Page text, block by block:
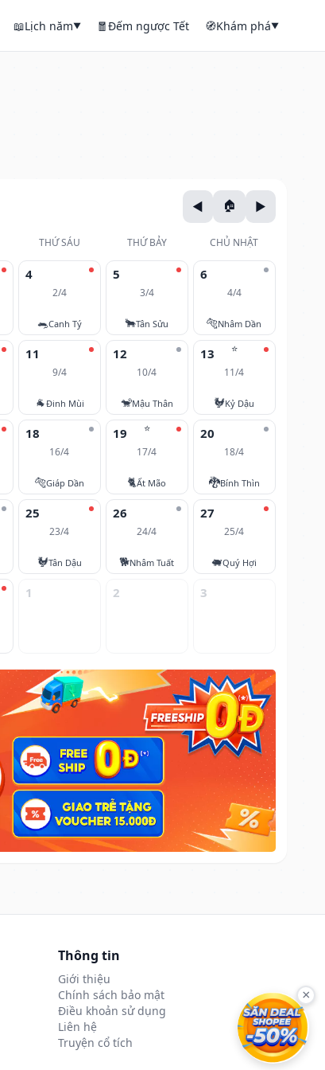
📖Lịch năm▼ 🧧Đếm ngược Tết 🧭Khám phá▼
THỨ SÁU THỨ BẢY CHỦ NHẬT
4
2/4
🐀Canh Tý
5
3/4
🐂Tân Sửu
6
4/4
🐅Nhâm Dần
11
9/4
🐐Đinh Mùi
12
10/4
🐒Mậu Thân
⭐
13
11/4
🐓Kỷ Dậu
18
16/4
🐅Giáp Dần
⭐
19
17/4
🐈Ất Mão
20
18/4
🐉Bính Thìn
25
23/4
🐓Tân Dậu
26
24/4
🐕Nhâm Tuất
27
25/4
🐖Quý Hợi
1 2 3
Thông tin
Giới thiệu
Chính sách bảo mật
Điều khoản sử dụng
Liên hệ
Truyện cổ tích
×